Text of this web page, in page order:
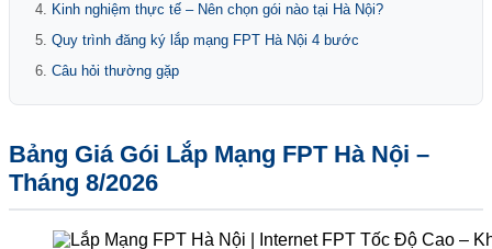
Kinh nghiệm thực tế – Nên chọn gói nào tại Hà Nội?
Quy trình đăng ký lắp mạng FPT Hà Nội 4 bước
Câu hỏi thường gặp
Bảng Giá Gói Lắp Mạng FPT Hà Nội –
Tháng 8/2026